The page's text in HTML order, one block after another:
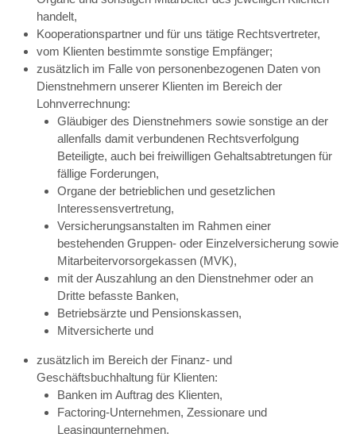
handelt,
Kooperationspartner und für uns tätige Rechtsvertreter,
vom Klienten bestimmte sonstige Empfänger;
zusätzlich im Falle von personenbezogenen Daten von
Dienstnehmern unserer Klienten im Bereich der
Lohnverrechnung:
Gläubiger des Dienstnehmers sowie sonstige an der
allenfalls damit verbundenen Rechtsverfolgung
Beteiligte, auch bei freiwilligen Gehaltsabtretungen für
fällige Forderungen,
Organe der betrieblichen und gesetzlichen
Interessensvertretung,
Versicherungsanstalten im Rahmen einer
bestehenden Gruppen- oder Einzelversicherung sowie
Mitarbeitervorsorgekassen (MVK),
mit der Auszahlung an den Dienstnehmer oder an
Dritte befasste Banken,
Betriebsärzte und Pensionskassen,
Mitversicherte und
zusätzlich im Bereich der Finanz- und
Geschäftsbuchhaltung für Klienten:
Banken im Auftrag des Klienten,
Factoring-Unternehmen, Zessionare und
Leasingunternehmen.